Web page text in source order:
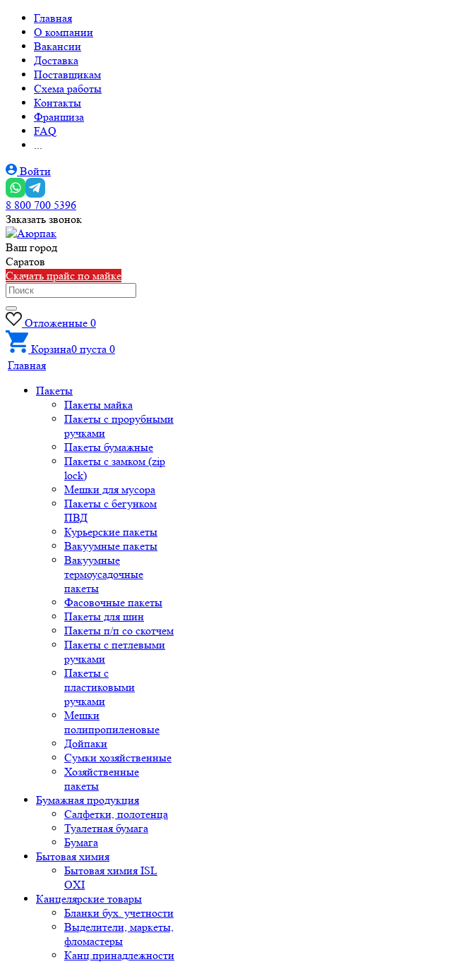
Главная
О компании
Вакансии
Доставка
Поставщикам
Схема работы
Контакты
Франшиза
FAQ
...
Войти
8 800 700 5396
Заказать звонок
Ваш город
Саратов
Скачать прайс по майке
Отложенные 0
Корзина0 пуста 0
Главная
Пакеты
Пакеты майка
Пакеты с прорубными
ручками
Пакеты бумажные
Пакеты с замком (zip
lock)
Мешки для мусора
Пакеты с бегунком
ПВД
Курьерские пакеты
Вакуумные пакеты
Вакуумные
термоусадочные
пакеты
Фасовочные пакеты
Пакеты для шин
Пакеты п/п со скотчем
Пакеты с петлевыми
ручками
Пакеты с
пластиковыми
ручками
Мешки
полипропиленовые
Дойпаки
Сумки хозяйственные
Хозяйственные
пакеты
Бумажная продукция
Салфетки, полотенца
Туалетная бумага
Бумага
Бытовая химия
Бытовая химия ISL
OXI
Канцелярские товары
Бланки бух. учетности
Выделители, маркеты,
фломастеры
Канц.принадлежности